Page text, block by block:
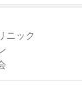
ニック